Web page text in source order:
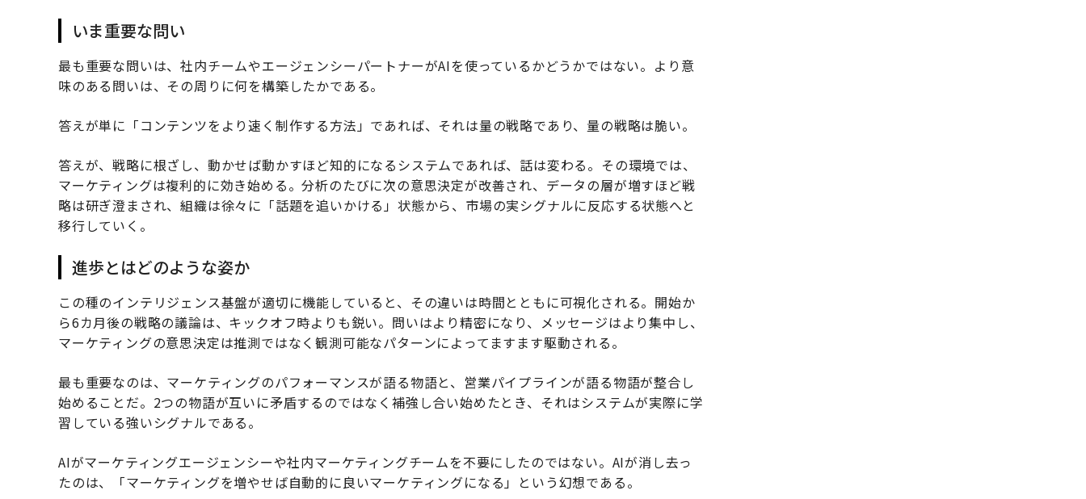
いま重要な問い
最も重要な問いは、社内チームやエージェンシーパートナーがAIを使っているかどうかではない。より意
味のある問いは、その周りに何を構築したかである。
答えが単に「コンテンツをより速く制作する方法」であれば、それは量の戦略であり、量の戦略は脆い。
答えが、戦略に根ざし、動かせば動かすほど知的になるシステムであれば、話は変わる。その環境では、
マーケティングは複利的に効き始める。分析のたびに次の意思決定が改善され、データの層が増すほど戦
略は研ぎ澄まされ、組織は徐々に「話題を追いかける」状態から、市場の実シグナルに反応する状態へと
移行していく。
進歩とはどのような姿か
この種のインテリジェンス基盤が適切に機能していると、その違いは時間とともに可視化される。開始か
ら6カ月後の戦略の議論は、キックオフ時よりも鋭い。問いはより精密になり、メッセージはより集中し、
マーケティングの意思決定は推測ではなく観測可能なパターンによってますます駆動される。
最も重要なのは、マーケティングのパフォーマンスが語る物語と、営業パイプラインが語る物語が整合し
始めることだ。2つの物語が互いに矛盾するのではなく補強し合い始めたとき、それはシステムが実際に学
習している強いシグナルである。
AIがマーケティングエージェンシーや社内マーケティングチームを不要にしたのではない。AIが消し去っ
たのは、「マーケティングを増やせば自動的に良いマーケティングになる」という幻想である。